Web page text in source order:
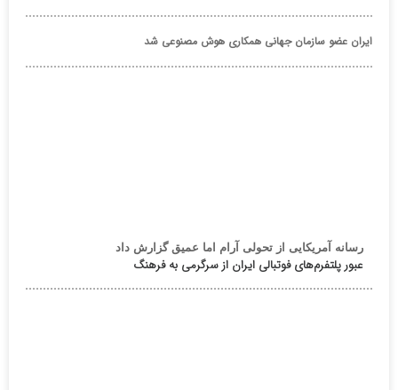
ایران عضو سازمان جهانی همکاری هوش مصنوعی شد
رسانه آمریکایی از تحولی آرام اما عمیق گزارش داد
عبور پلتفرم‌های فوتبالی ایران از سرگرمی به فرهنگ